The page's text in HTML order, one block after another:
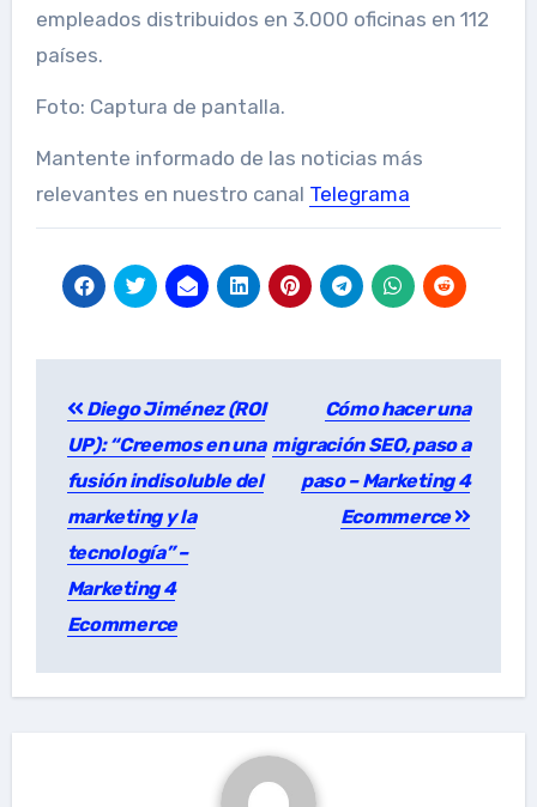
empleados distribuidos en 3.000 oficinas en 112
países.
Foto: Captura de pantalla.
Mantente informado de las noticias más
relevantes en nuestro canal Telegrama
navigation
Diego Jiménez (ROI
UP): “Creemos en una
fusión indisoluble del
marketing y la
tecnología” –
Marketing 4
Ecommerce
Cómo hacer una
migración SEO, paso a
paso – Marketing 4
Ecommerce